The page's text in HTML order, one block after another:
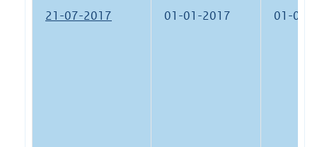
21-07-2017 01-01-2017 01-01-